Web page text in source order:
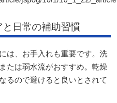
日常の補助習慣
は、お手入れも重要です。洗
たは弱水流がおすすめ。乾燥
るので避けると良いとされて